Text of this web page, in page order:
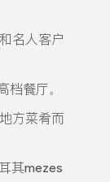
名人客户
档餐厅。
方菜肴而
其mezes